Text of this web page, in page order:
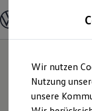
Hauptinhalt
springen
Footer
springen
Modelle und
Modelle
ENERGY
SUV und
Wir nutzen
Nutzung
unsere